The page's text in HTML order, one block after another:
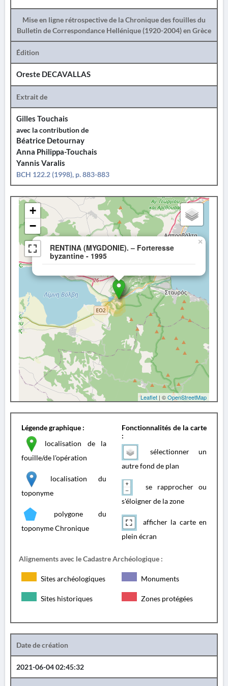
Mise en ligne rétrospective de la Chronique des fouilles du
Bulletin de Correspondance Hellénique (1920-2004) en Grèce
Édition
Oreste DECAVALLAS
Extrait de
Gilles Touchais
avec la contribution de
Béatrice Detournay
Anna Philippa-Touchais
Yannis Varalis
BCH 122.2 (1998), p. 883-883
RENTINA (MYGDONIE). – Forteresse
byzantine - 1995
×
+
−
Leaflet | ©OpenStreetMap
Légende graphique :
localisation de la
fouille/de l'opération
localisation du
toponyme
polygone du
toponyme Chronique
Fonctionnalités de la carte
:
sélectionner un
autre fond de plan
se rapprocher ou
s'éloigner de la zone
afficher la carte en
plein écran
Alignements avec le Cadastre Archéologique :
Sites archéologiques Monuments
Sites historiques Zones protégées
Date de création
2021-06-04 02:45:32